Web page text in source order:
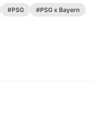
#PSG #PSG x Bayern